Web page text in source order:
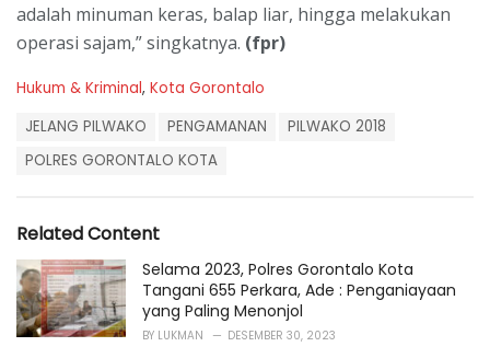
adalah minuman keras, balap liar, hingga melakukan
operasi sajam,” singkatnya. (fpr)
C
i
e
s
Hukum & Kriminal, Kota Gorontalo
JELANG PILWAKO PENGAMANAN
PILWAKO 2018
POLRES GORONTALO KOTA
Related Content
Selama 2023, Polres Gorontalo Kota
Tangani 655 Perkara, Ade : Penganiayaan
yang Paling Menonjol
BY LUKMAN DESEMBER 30, 2023